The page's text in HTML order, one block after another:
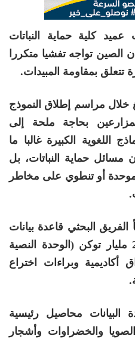
كلية حماية النباتات
الصين تواجه تفشيا متكررا
تتعلق بمقاومة المبيدات.
مراسم إطلاق النموذج
بحاجة ملحة إلى
اللغوية الكبيرة غالبا ما
مسائل حماية النباتات، بل
موحدة أو تنطوي على مخاطر
البحثي قاعدة بيانات
متخصصة تضم أكثر من 2,5 مليار توكن (الوحدة النصية
وبراءات اختراع
البيانات محاصيل رئيسية
والخضراوات وأشجار